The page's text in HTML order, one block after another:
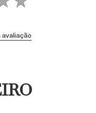
avaliação